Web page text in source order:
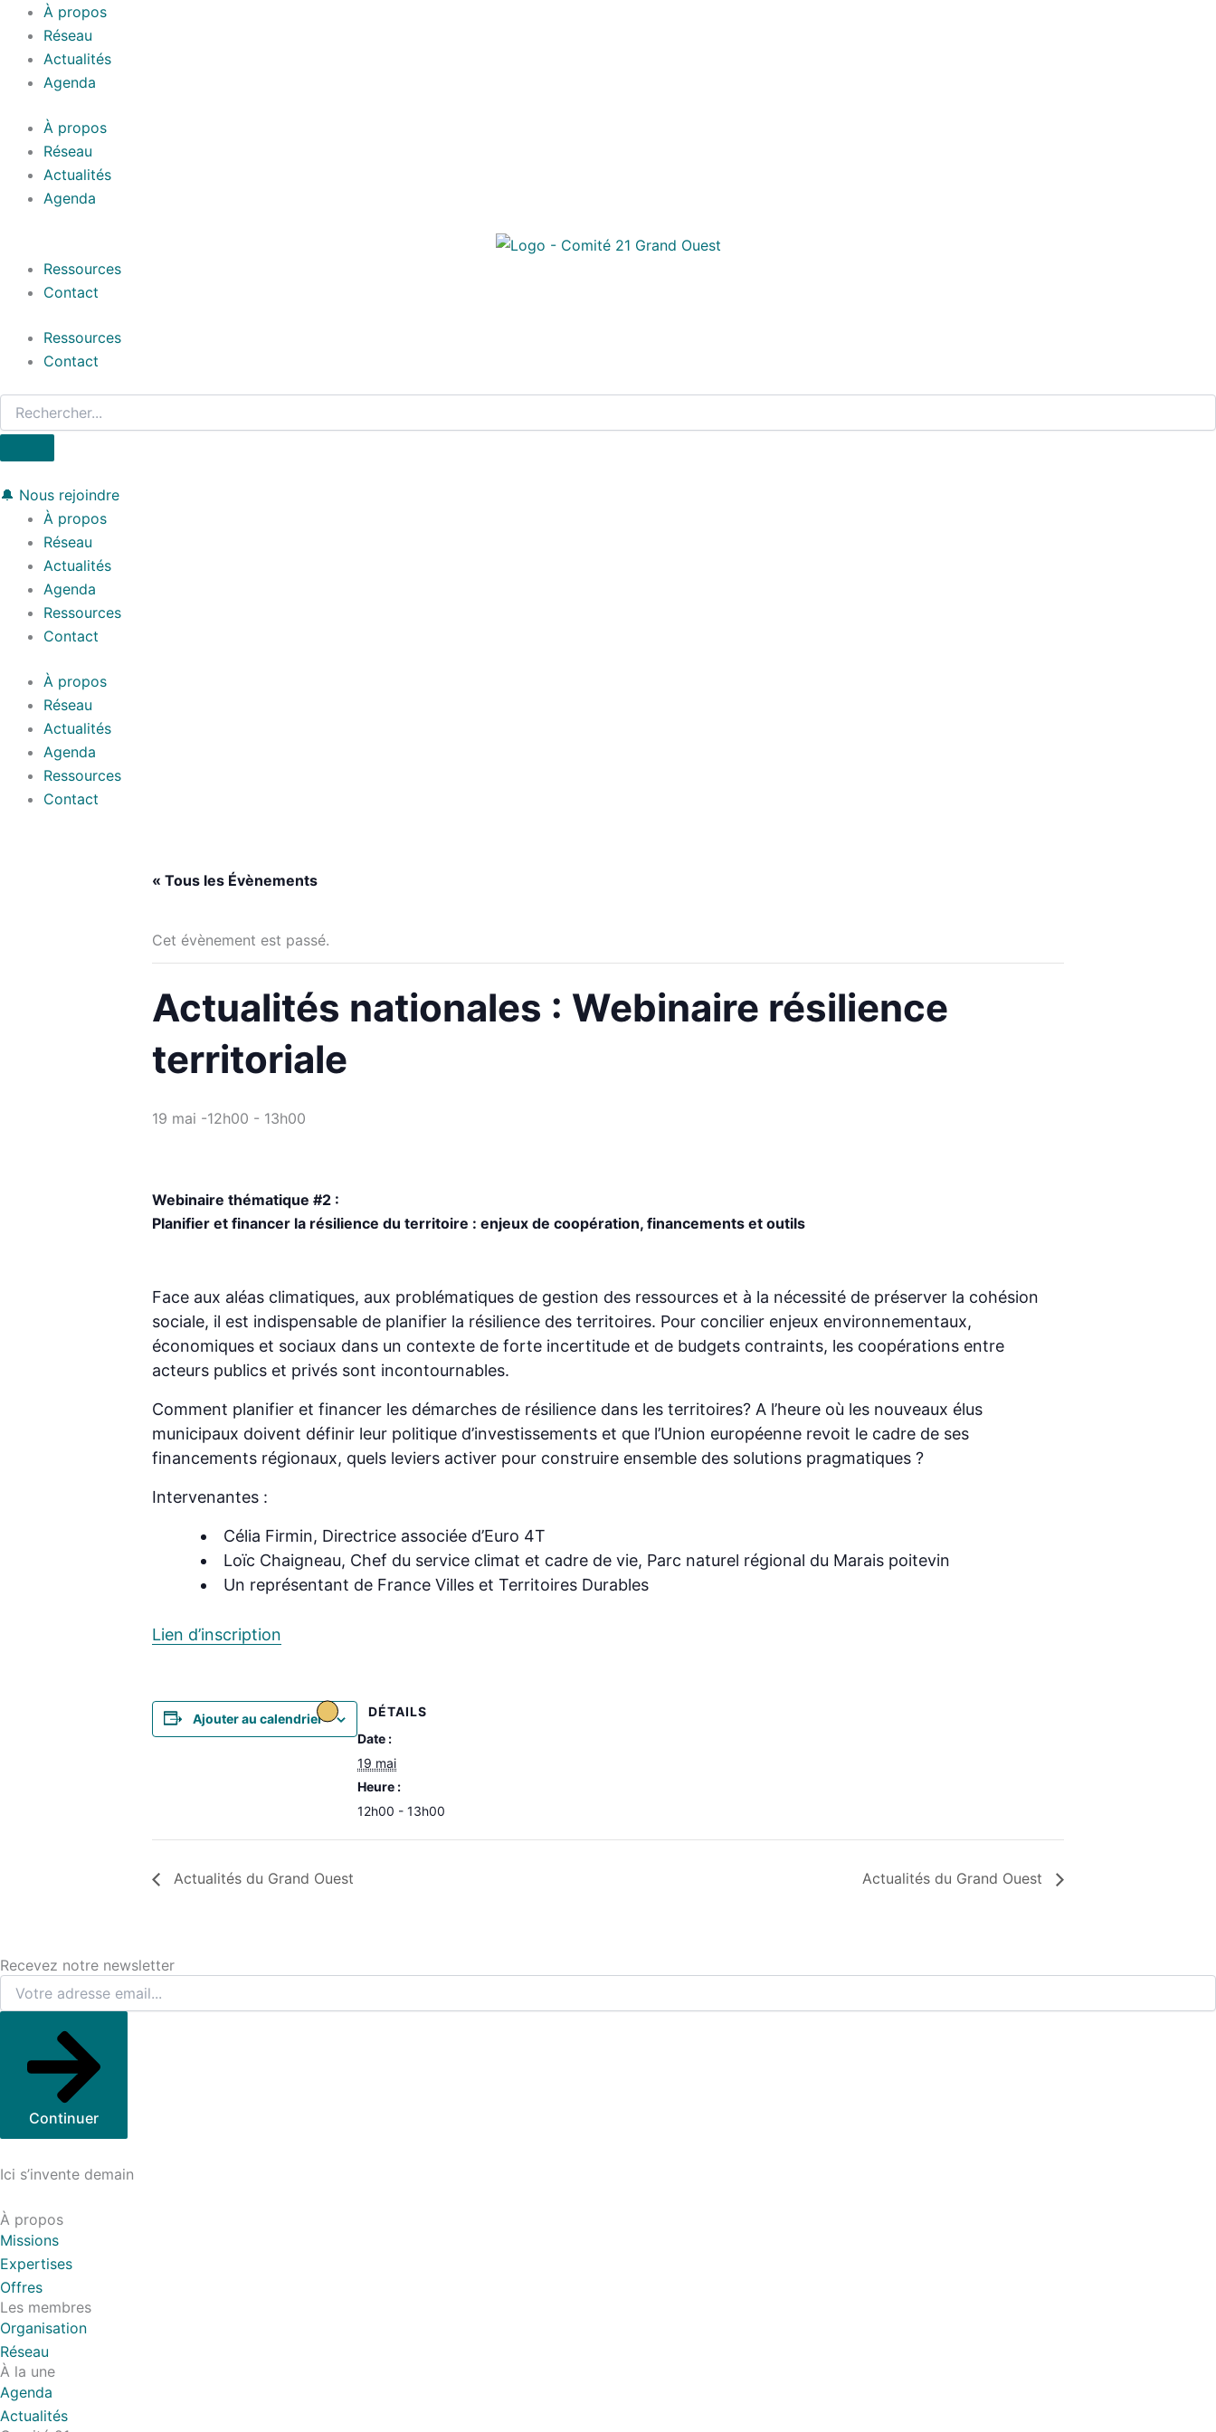
Aller
contenu
À propos
Réseau
Actualités
Agenda
À propos
Réseau
Actualités
Agenda
Ressources
Contact
Ressources
Contact
🔔 Nous rejoindre
À propos
Réseau
Actualités
Agenda
Ressources
Contact
À propos
Réseau
Actualités
Agenda
Ressources
Contact
« Tous les Évènements
Cet évènement est passé.
Actualités nationales : Webinaire résilience
territoriale
19 mai -12h00 - 13h00
Webinaire thématique #2 :
Planifier et financer la résilience du territoire : enjeux de coopération, financements et outils
Face aux aléas climatiques, aux problématiques de gestion des ressources et à la nécessité de préserver la cohésion
sociale, il est indispensable de planifier la résilience des territoires. Pour concilier enjeux environnementaux,
économiques et sociaux dans un contexte de forte incertitude et de budgets contraints, les coopérations entre
acteurs publics et privés sont incontournables.
Comment planifier et financer les démarches de résilience dans les territoires? A l’heure où les nouveaux élus
municipaux doivent définir leur politique d’investissements et que l’Union européenne revoit le cadre de ses
financements régionaux, quels leviers activer pour construire ensemble des solutions pragmatiques ?
Intervenantes :
Célia Firmin, Directrice associée d’Euro 4T
Loïc Chaigneau, Chef du service climat et cadre de vie, Parc naturel régional du Marais poitevin
Un représentant de France Villes et Territoires Durables
Lien d’inscription
Ajouter au calendrier
DÉTAILS
Date :
19 mai
Heure :
12h00 - 13h00
Actualités du Grand Ouest Actualités du Grand Ouest
Recevez notre newsletter
Continuer
Ici s’invente demain
À propos
Missions
Expertises
Offres
Les membres
Organisation
Réseau
À la une
Agenda
Actualités